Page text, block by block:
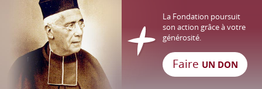
La Fondation poursuit
son action grâce à votre
générosité.
Faire UN DON